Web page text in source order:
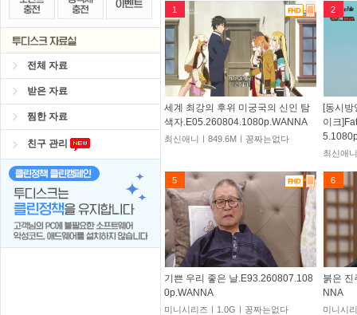
전체 자료
받은 자료
찜한 자료
친구 관리
1
세계 최강의 후위 미궁국의 신인 탐
색자.E05.260804.1080p.WANNA
최신애니ㅣ849.6Mㅣ꽁짜는없다
2
[동시
이크
최신애
5
기쁜 우리 좋은 날.E93.260807.108
0p.WANNA
미니시리즈ㅣ1.0Gㅣ꽁짜는없다
6
붉은
NNA
미니시